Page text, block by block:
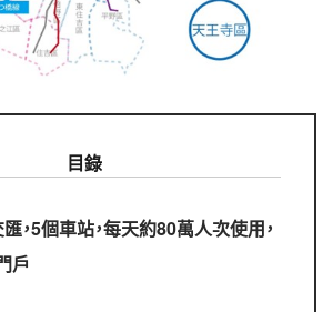
目錄
，5個車站，每天約80萬人次使用，
戶